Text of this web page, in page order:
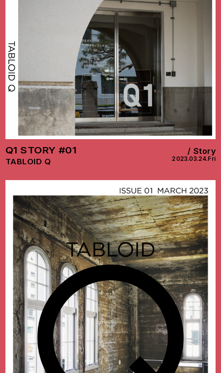
Q1 STORY #01
TABLOID Q
Story
2023.03.24.Fri